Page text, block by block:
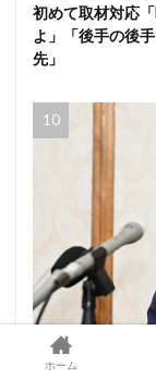
初めて取材対応
よ」「後手の後
先」
熊本地震後のイ
ホーム